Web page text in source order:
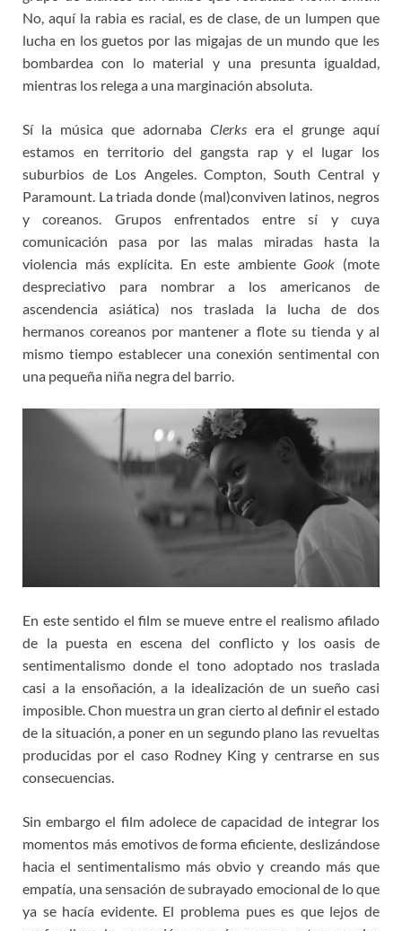
No, aquí la rabia es racial, es de clase, de un lumpen que
lucha en los guetos por las migajas de un mundo que les
bombardea con lo material y una presunta igualdad,
mientras los relega a una marginación absoluta.
Sí la música que adornaba Clerks era el grunge aquí
estamos en territorio del gangsta rap y el lugar los
suburbios de Los Angeles. Compton, South Central y
Paramount. La triada donde (mal)conviven latinos, negros
y coreanos. Grupos enfrentados entre sí y cuya
comunicación pasa por las malas miradas hasta la
violencia más explícita. En este ambienteGook (mote
despreciativo para nombrar a los americanos de
ascendencia asiática) nos traslada la lucha de dos
hermanos coreanos por mantener a flote su tienda y al
mismo tiempo establecer una conexión sentimental con
una pequeña niña negra del barrio.
En este sentido el film se mueve entre el realismo afilado
de la puesta en escena del conflicto y los oasis de
sentimentalismo donde el tono adoptado nos traslada
casi a la ensoñación, a la idealización de un sueño casi
imposible. Chon muestra un gran cierto al definir el estado
de la situación, a poner en un segundo plano las revueltas
producidas por el caso Rodney King y centrarse en sus
consecuencias.
Sin embargo el film adolece de capacidad de integrar los
momentos más emotivos de forma eficiente, deslizándose
hacia el sentimentalismo más obvio y creando más que
empatía, una sensación de subrayado emocional de lo que
ya se hacía evidente. El problema pues es que lejos de